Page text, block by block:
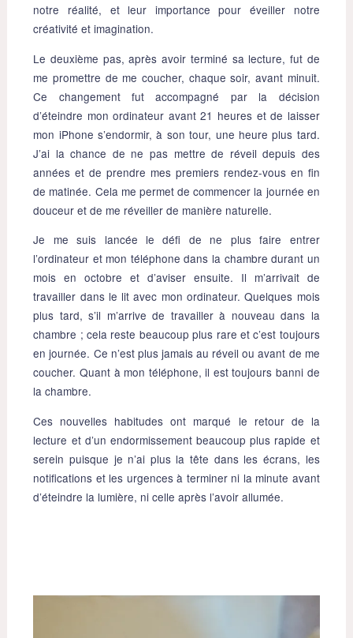
notre réalité, et leur importance pour éveiller notre
créativité et imagination.
Le deuxième pas, après avoir terminé sa lecture, fut de
me promettre de me coucher, chaque soir, avant minuit.
Ce changement fut accompagné par la décision
d’éteindre mon ordinateur avant 21 heures et de laisser
mon iPhone s’endormir, à son tour, une heure plus tard.
J’ai la chance de ne pas mettre de réveil depuis des
années et de prendre mes premiers rendez-vous en fin
de matinée. Cela me permet de commencer la journée en
douceur et de me réveiller de manière naturelle.
Je me suis lancée le défi de ne plus faire entrer
l’ordinateur et mon téléphone dans la chambre durant un
mois en octobre et d’aviser ensuite. Il m’arrivait de
travailler dans le lit avec mon ordinateur. Quelques mois
plus tard, s’il m’arrive de travailler à nouveau dans la
chambre ; cela reste beaucoup plus rare et c’est toujours
en journée. Ce n’est plus jamais au réveil ou avant de me
coucher. Quant à mon téléphone, il est toujours banni de
la chambre.
Ces nouvelles habitudes ont marqué le retour de la
lecture et d’un endormissement beaucoup plus rapide et
serein puisque je n’ai plus la tête dans les écrans, les
notifications et les urgences à terminer ni la minute avant
d’éteindre la lumière, ni celle après l’avoir allumée.